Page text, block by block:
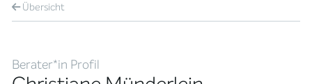
Übersicht
Berater*in Profil